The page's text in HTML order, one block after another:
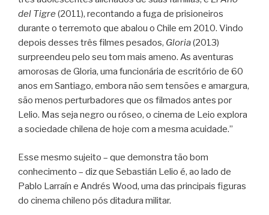
del Tigre (2011), recontando a fuga de prisioneiros
durante o terremoto que abalou o Chile em 2010. Vindo
depois desses três filmes pesados, Gloria(2013)
surpreendeu pelo seu tom mais ameno. As aventuras
amorosas de Gloria, uma funcionária de escritório de 60
anos em Santiago, embora não sem tensões e amargura,
são menos perturbadores que os filmados antes por
Lelio. Mas seja negro ou róseo, o cinema de Leio explora
a sociedade chilena de hoje com a mesma acuidade.”
Esse mesmo sujeito – que demonstra tão bom
conhecimento – diz que Sebastián Lelio é, ao lado de
Pablo Larraín e Andrés Wood, uma das principais figuras
do cinema chileno pós ditadura militar.